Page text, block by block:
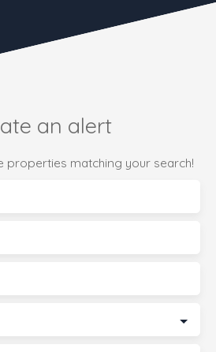
an alert
properties matching your search!